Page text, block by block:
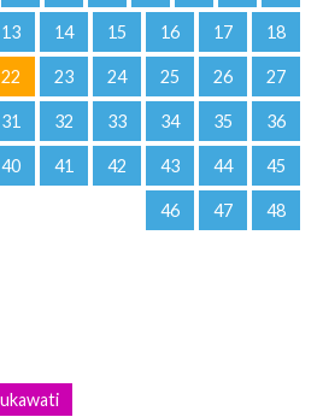
13 14 15 16 17 18
22 23 24 25 26 27
31 32 33 34 35 36
40 41 42 43 44 45
46 47 48